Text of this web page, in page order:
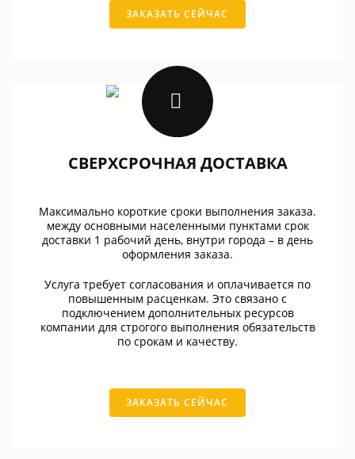
ЗАКАЗАТЬ СЕЙЧАС
СВЕРХСРОЧНАЯ ДОСТАВКА
Максимально короткие сроки выполнения заказа.
между основными населенными пунктами срок
доставки 1 рабочий день, внутри города – в день
оформления заказа.
Услуга требует согласования и оплачивается по
повышенным расценкам. Это связано с
подключением дополнительных ресурсов
компании для строгого выполнения обязательств
по срокам и качеству.
ЗАКАЗАТЬ СЕЙЧАС